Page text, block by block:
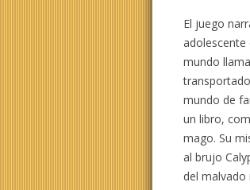
El juego
adolescente
mundo
mundo de
un libro,
mago. Su
al brujo
del malvado